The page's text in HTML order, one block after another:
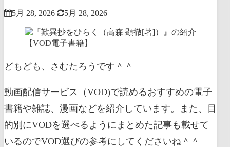
5月 28, 2026 5月 28, 2026
どもども、さむたろうです＾＾
動画配信サービス（VOD)で読めるおすすめの電子
書籍や雑誌、漫画などを紹介しています。また、目
的別にVODを選べるようにまとめた記事も載せて
いるのでVOD選びの参考にしてくださいね＾＾